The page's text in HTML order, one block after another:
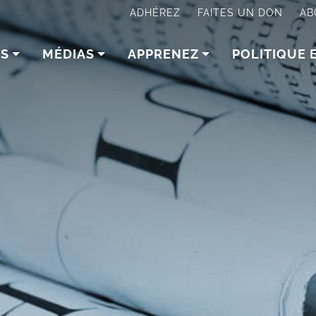
ADHÉREZ FAITES UN DON
MÉDIAS APPRENEZ POLITIQUE